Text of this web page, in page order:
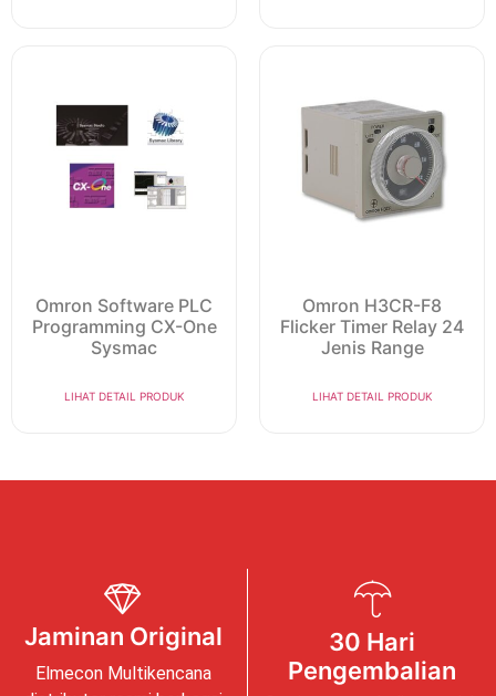
Omron Software PLC
Programming CX-One
Sysmac
LIHAT DETAIL PRODUK
Omron H3CR-F8
Flicker Timer Relay 24
Jenis Range
LIHAT DETAIL PRODUK
Jaminan Original
Elmecon Multikencana
30 Hari
Pengembalian